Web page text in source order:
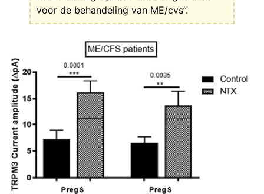
voor de behandeling van ME/cvs”.